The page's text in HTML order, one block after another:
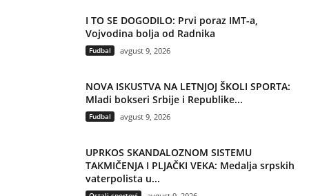
I TO SE DOGODILO: Prvi poraz IMT-a,
Vojvodina bolja od Radnika
Fudbal avgust 9, 2026
NOVA ISKUSTVA NA LETNJOJ ŠKOLI SPORTA:
Mladi bokseri Srbije i Republike...
Fudbal avgust 9, 2026
UPRKOS SKANDALOZNOM SISTEMU
TAKMIČENJA I PLJAČKI VEKA: Medalja srpskih
vaterpolista u...